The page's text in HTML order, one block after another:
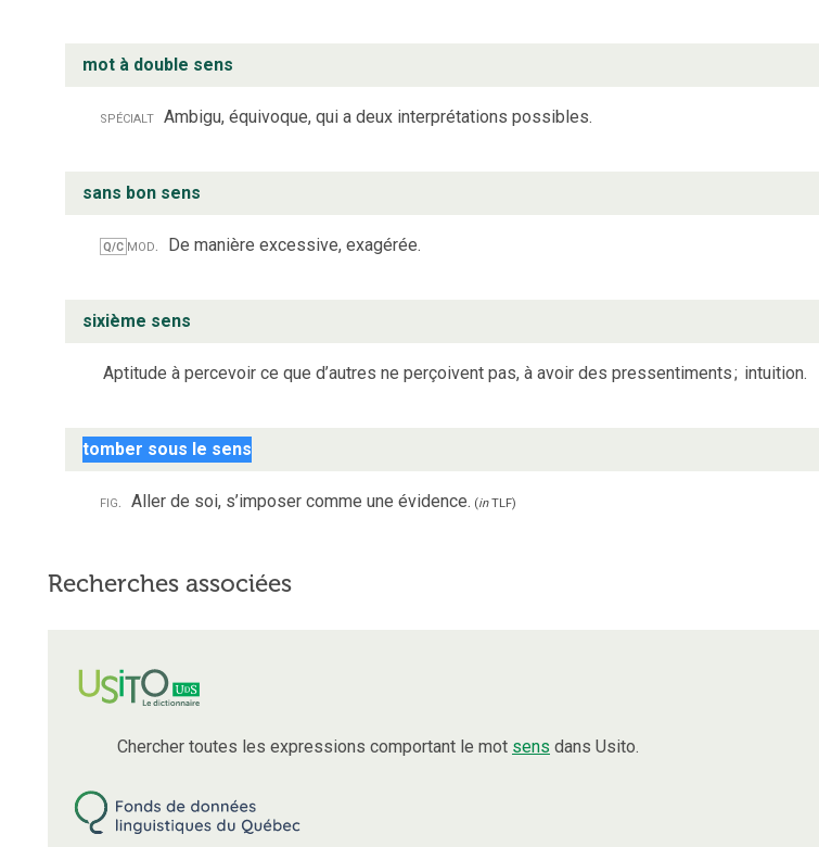
mot à double sens
spécialt Ambigu, équivoque, qui a deux interprétations possibles.
sans bon sens
Q/C mod. De manière excessive, exagérée.
sixième sens
Aptitude à percevoir ce que d’autres ne perçoivent pas, à avoir des pressentiments; intuition.
tomber sous le sens
fig. Aller de soi, s’imposer comme une évidence. (inTLF)
Recherches associées
Chercher toutes les expressions comportant le mot sens dans Usito.